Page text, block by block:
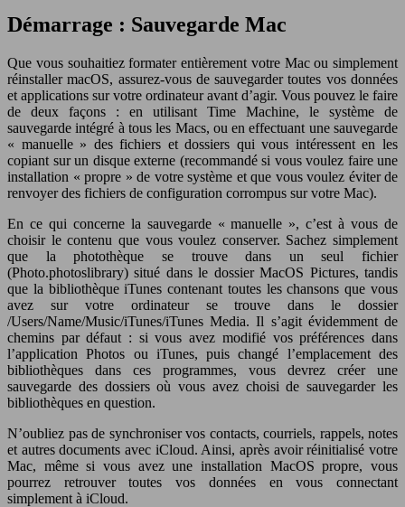
Démarrage : Sauvegarde Mac
Que vous souhaitiez formater entièrement votre Mac ou simplement
réinstaller macOS, assurez-vous de sauvegarder toutes vos données
et applications sur votre ordinateur avant d’agir. Vous pouvez le faire
de deux façons : en utilisant Time Machine, le système de
sauvegarde intégré à tous les Macs, ou en effectuant une sauvegarde
« manuelle » des fichiers et dossiers qui vous intéressent en les
copiant sur un disque externe (recommandé si vous voulez faire une
installation « propre » de votre système et que vous voulez éviter de
renvoyer des fichiers de configuration corrompus sur votre Mac).
En ce qui concerne la sauvegarde « manuelle », c’est à vous de
choisir le contenu que vous voulez conserver. Sachez simplement
que la photothèque se trouve dans un seul fichier
(Photo.photoslibrary) situé dans le dossier MacOS Pictures, tandis
que la bibliothèque iTunes contenant toutes les chansons que vous
avez sur votre ordinateur se trouve dans le dossier
/Users/Name/Music/iTunes/iTunes Media. Il s’agit évidemment de
chemins par défaut : si vous avez modifié vos préférences dans
l’application Photos ou iTunes, puis changé l’emplacement des
bibliothèques dans ces programmes, vous devrez créer une
sauvegarde des dossiers où vous avez choisi de sauvegarder les
bibliothèques en question.
N’oubliez pas de synchroniser vos contacts, courriels, rappels, notes
et autres documents avec iCloud. Ainsi, après avoir réinitialisé votre
Mac, même si vous avez une installation MacOS propre, vous
pourrez retrouver toutes vos données en vous connectant
simplement à iCloud.